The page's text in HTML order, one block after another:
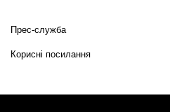
Прес-служба
Корисні посилання